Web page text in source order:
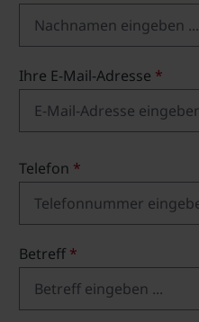
Ihre E-Mail-Adresse *
Telefon *
Betreff*